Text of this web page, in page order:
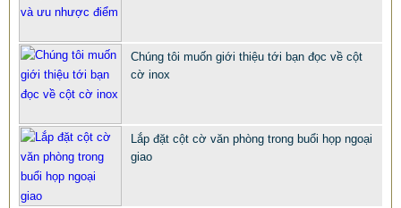
BAY TẠI TPHCM THƯƠNG HIỆU TINTA
9.577.900 VNĐ
Mẫu: MAU XE DAY INOX 304 GIA RE
Chúng tôi muốn giới thiệu tới bạn đọc về cột
cờ inox
Lắp đặt cột cờ văn phòng trong buổi họp ngoại
giao